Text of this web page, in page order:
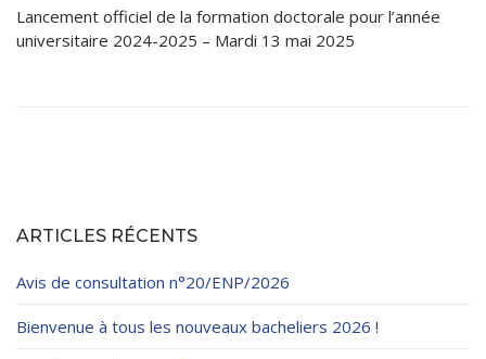
Charte de Déontologie et D’éthique Universitaires
Lancement officiel de la formation doctorale pour l’année
universitaire 2024-2025 – Mardi 13 mai 2025
ARTICLES RÉCENTS
Avis de consultation n°20/ENP/2026
Bienvenue à tous les nouveaux bacheliers 2026 !